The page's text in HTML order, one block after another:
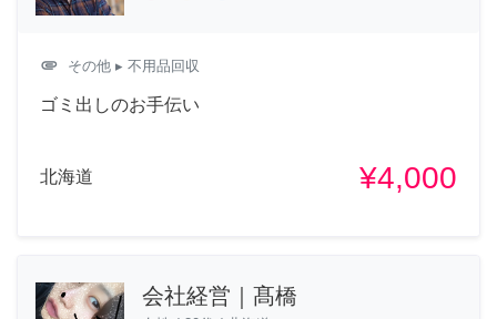
attachment その他 ▸ 不用品回収
ゴミ出しのお手伝い
北海道 ¥4,000
会社経営｜髙橋